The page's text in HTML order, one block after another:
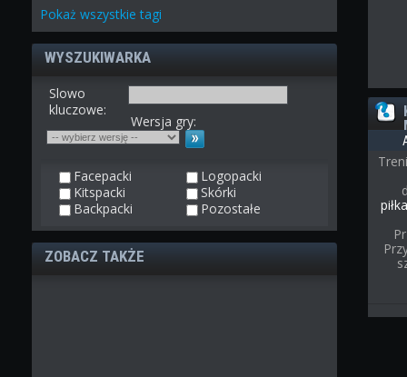
Pokażwszystkie tagi
WYSZUKIWARKA
Slowo
kluczowe:
Wersja gry:
Facepacki
Logopacki
Kitspacki
Skórki
Backpacki
Pozostałe
ZOBACZ TAKŻE